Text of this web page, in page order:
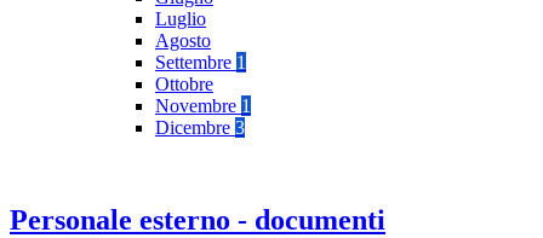
Luglio
Agosto
Settembre 1
Ottobre
Novembre 1
Dicembre 3
Personale esterno - documenti